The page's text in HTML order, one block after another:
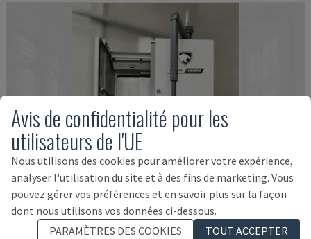
Avis de confidentialité pour les
utilisateurs de l'UE
Nous utilisons des cookies pour améliorer votre expérience,
analyser l'utilisation du site et à des fins de marketing. Vous
pouvez gérer vos préférences et en savoir plus sur la façon
dont nous utilisons vos données ci-dessous.
PARAMÈTRES DES COOKIES
TOUT ACCEPTER